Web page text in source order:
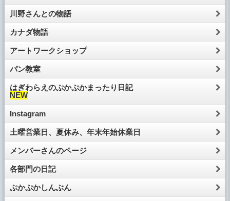
川野さんとの物語
カナダ物語
アートワークショップ
パン教室
はぎわらえのぷかぷかまったり日記
NEW
Instagram
土曜営業日、夏休み、年末年始休業日
メンバーさんのページ
各部門の日記
ぷかぷかしんぶん